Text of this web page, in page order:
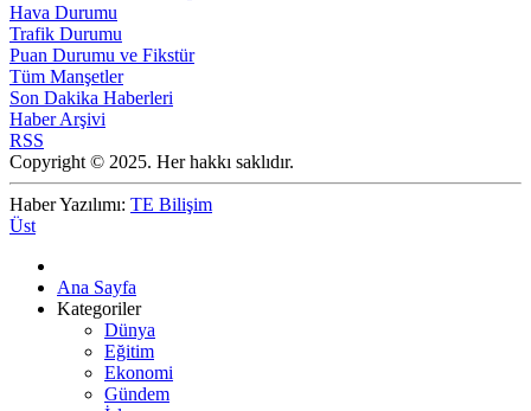
Hava Durumu
Trafik Durumu
Puan Durumu ve Fikstür
Tüm Manşetler
Son Dakika Haberleri
Haber Arşivi
RSS
Copyright © 2025. Her hakkı saklıdır.
Haber Yazılımı: TE Bilişim
Üst
Ana Sayfa
Kategoriler
Dünya
Eğitim
Ekonomi
Gündem